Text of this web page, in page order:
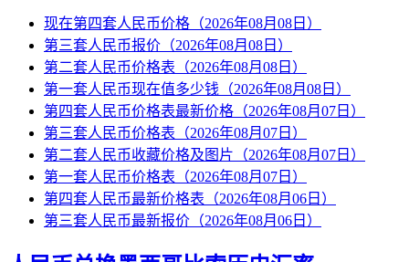
现在第四套人民币价格（2026年08月08日）
第三套人民币报价（2026年08月08日）
第二套人民币价格表（2026年08月08日）
第一套人民币现在值多少钱（2026年08月08日）
第四套人民币价格表最新价格（2026年08月07日）
第三套人民币价格表（2026年08月07日）
第二套人民币收藏价格及图片（2026年08月07日）
第一套人民币价格表（2026年08月07日）
第四套人民币最新价格表（2026年08月06日）
第三套人民币最新报价（2026年08月06日）